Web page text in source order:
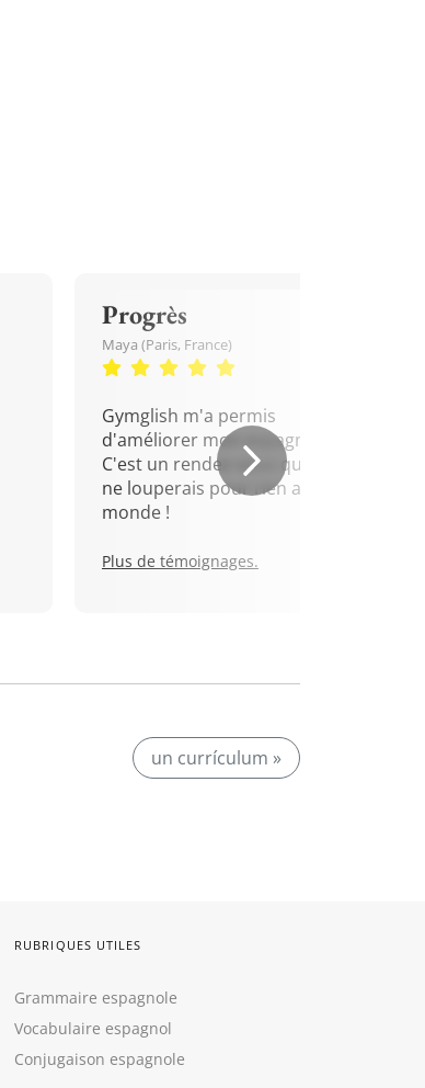
Progrès
Maya (Paris, France)
Gymglish m'a permis
d'améliorer mon espagnol.
C'est un rendez-vous que je
ne louperais pour rien au
monde !
Plus de témoignages.
un currículum »
RUBRIQUES UTILES
Grammaire espagnole
Vocabulaire espagnol
Conjugaison espagnole